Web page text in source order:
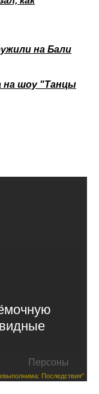
на Бали
на шоу "Танцы
Персоны
Последствия"